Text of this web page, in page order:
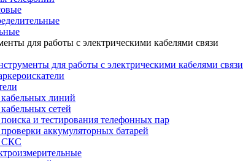
для работы с электрическими кабелями связи
для работы с электрическими кабелями связи
линий
сетей
и тестирования телефонных пар
аккумуляторных батарей
СКС